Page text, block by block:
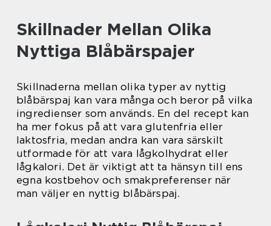
Skillnader Mellan Olika
Nyttiga Blåbärspajer
Skillnaderna mellan olika typer av nyttig
blåbärspaj kan vara många och beror på vilka
ingredienser som används. En del recept kan
ha mer fokus på att vara glutenfria eller
laktosfria, medan andra kan vara särskilt
utformade för att vara lågkolhydrat eller
lågkalori. Det är viktigt att ta hänsyn till ens
egna kostbehov och smakpreferenser när
man väljer en nyttig blåbärspaj.